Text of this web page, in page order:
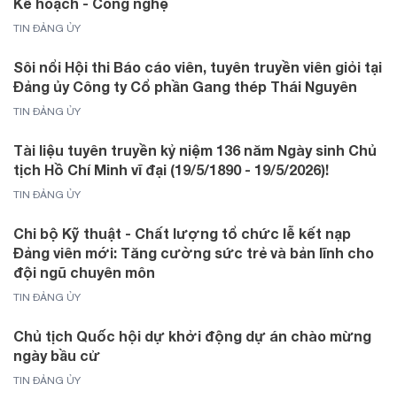
TIN ĐẢNG ỦY
Sôi nổi Hội thi Báo cáo viên, tuyên truyền viên giỏi tại
Đảng ủy Công ty Cổ phần Gang thép Thái Nguyên
TIN ĐẢNG ỦY
Tài liệu tuyên truyền kỷ niệm 136 năm Ngày sinh Chủ
tịch Hồ Chí Minh vĩ đại (19/5/1890 - 19/5/2026)!
TIN ĐẢNG ỦY
Chi bộ Kỹ thuật - Chất lượng tổ chức lễ kết nạp
Đảng viên mới: Tăng cường sức trẻ và bản lĩnh cho
đội ngũ chuyên môn
TIN ĐẢNG ỦY
Chủ tịch Quốc hội dự khởi động dự án chào mừng
ngày bầu cử
TIN ĐẢNG ỦY